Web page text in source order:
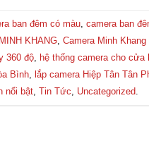
ban đêm có màu, camera ban
KHANG, Camera Minh Khang
360 độ hệ thống camera cho cửa
Bình lắp camera Hiệp Tân Tân
nổi bật, Tin Tức Uncategorized